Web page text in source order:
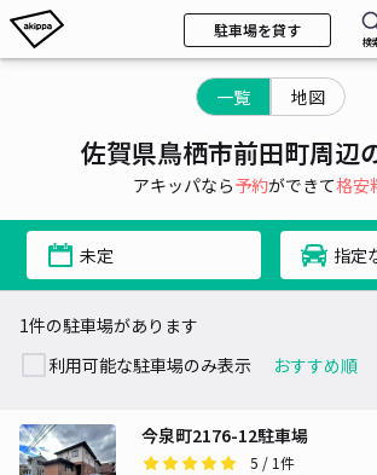
駐車場を貸す
検
一覧 地図
佐賀県鳥栖市前田町周辺
アキッパなら予約ができて格安
未定 指定
1件の駐車場があります
利用可能な駐車場のみ表示
今泉町2176-12駐車場
5 / 1件